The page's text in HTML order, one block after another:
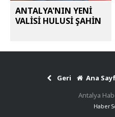
ANTALYA'NIN YENİ
VALİSİ HULUSİ ŞAHİN
Geri Ana
Antalya
Haber